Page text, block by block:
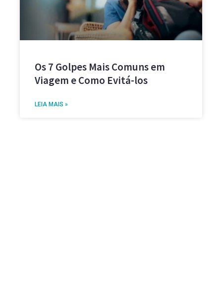
Os 7 Golpes Mais Comuns em
Viagem e Como Evitá-los
LEIA MAIS »